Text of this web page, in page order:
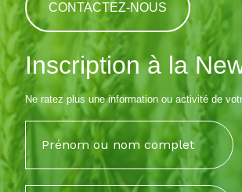
CONTACTEZ-NOUS
Inscription à la
Ne ratez plus une information ou activité de